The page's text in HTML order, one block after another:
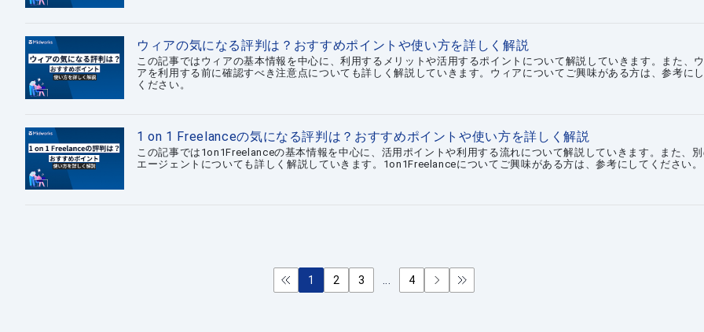
ウィアの気になる評判は？おすすめポイントや使い方を詳しく解説
この記事ではウィアの基本情報を中心に、利用するメリットや活用するポイントについて解説していきます。また、
アを利用する前に確認すべき注意点についても詳しく解説していきます。ウィアについてご興味がある方は、参考に
ください。
1 on 1 Freelanceの気になる評判は？おすすめポイントや使い方を詳しく解説
この記事では1on1Freelanceの基本情報を中心に、活用ポイントや利用する流れについて解説していきます。また、
エージェントについても詳しく解説していきます。1on1Freelanceについてご興味がある方は、参考にしてください。
1 2 3 ... 4